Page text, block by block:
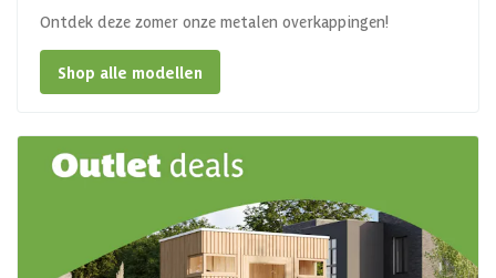
Ontdek deze zomer onze metalen overkappingen!
Shop alle modellen